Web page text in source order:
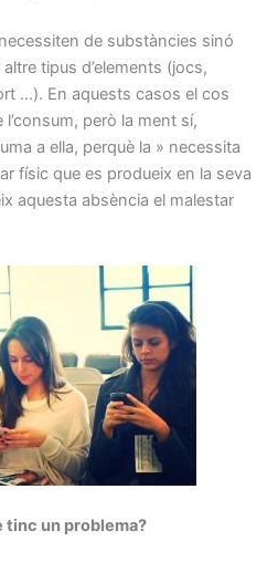
de substàncies sinó
tipus d’elements (jocs,
…). En aquests casos el cos
l’consum, però la ment sí,
a ella, perquè la » necessita
físic que es produeix en la seva
aquesta absència el malestar
tinc un problema?